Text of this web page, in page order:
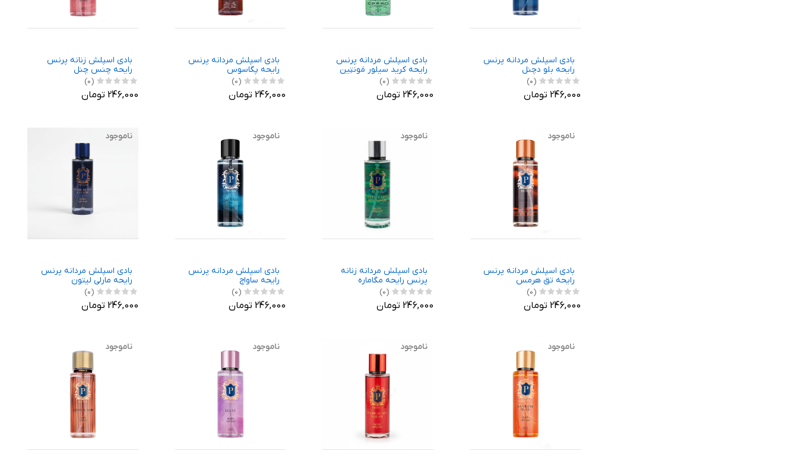
بادی اسپلش مردانه پرنس
رایحه بلو دچنل
(0)
246,000 تومان
بادی اسپلش مردانه پرنس
رایحه کرید سیلور مَونتِین
(0)
246,000 تومان
بادی اسپلش مردانه پرنس
رایحه پگاسوس
(0)
246,000 تومان
بادی اسپلش زنانه پرنس
رایحه چنس چنل
(0)
246,000 تومان
ناموجود
بادی اسپلش مردانه پرنس
رایحه تق هرمس
(0)
246,000 تومان
ناموجود
بادی اسپلش مردانه زنانه
پرنس رایحه مگاماره
(0)
246,000 تومان
ناموجود
بادی اسپلش مردانه پرنس
رایحه ساواج
(0)
246,000 تومان
ناموجود
بادی اسپلش مردانه پرنس
رایحه مارلی لیتون
(0)
246,000 تومان
ناموجود ناموجود ناموجود ناموجود